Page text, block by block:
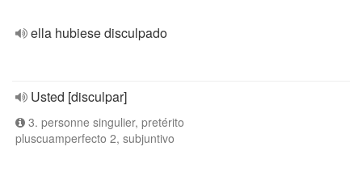
ella hubiese disculpado
Usted [disculpar]
3. personne singulier, pretérito
pluscuamperfecto 2, subjuntivo